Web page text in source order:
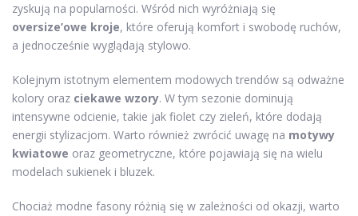
zyskują na popularności. Wśród nich wyróżniają się
oversize’owe kroje, które oferują komfort i swobodę ruchów,
a jednocześnie wyglądają stylowo.
Kolejnym istotnym elementem modowych trendów są odważne
kolory oraz ciekawe wzory. W tym sezonie dominują
intensywne odcienie, takie jak fiolet czy zieleń, które dodają
energii stylizacjom. Warto również zwrócić uwagę na motywy
kwiatowe oraz geometryczne, które pojawiają się na wielu
modelach sukienek i bluzek.
Chociaż modne fasony różnią się w zależności od okazji, warto